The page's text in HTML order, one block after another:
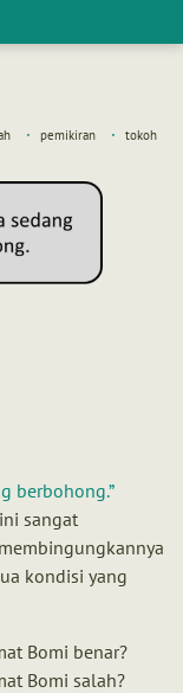
pemikiran tokoh
berbohong.
sangat
kondisi yang
Bomi benar?
Bomi salah?